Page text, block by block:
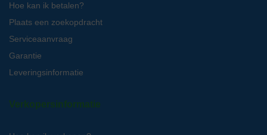
Hoe kan ik betalen?
Plaats een zoekopdracht
Serviceaanvraag
Garantie
Leveringsinformatie
Verkopersinformatie